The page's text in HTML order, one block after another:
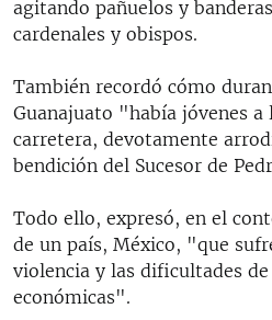
agitando pañuelos y
cardenales y obispos.
También recordó cómo
Guanajuato "había jóvenes a
carretera, devotamente
bendición del Sucesor de
Todo ello, expresó, en el
de un país, México, "que
violencia y las dificultades de
económicas".